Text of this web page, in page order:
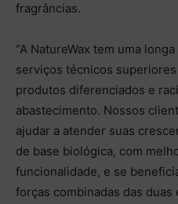
fragrâncias.
“A NatureWax tem uma
serviços técnicos
produtos diferenciados e
abastecimento. Nossos
ajudar a atender suas
de base biológica, com
funcionalidade, e se
forças combinadas das duas